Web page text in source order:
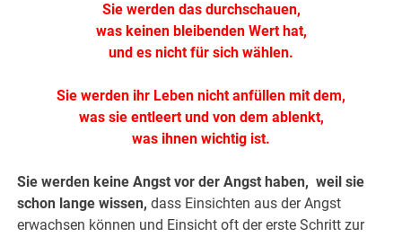
Sie werden das durchschauen,
was keinen bleibenden Wert hat,
und es nicht für sich wählen.
Sie werden ihr Leben nicht anfüllen mit dem,
was sie entleert und von dem ablenkt,
was ihnen wichtig ist.
Sie werden keine Angst vor der Angst haben, weil sie
schon lange wissen, dass Einsichten aus der Angst
erwachsen können und Einsicht oft der erste Schritt zur